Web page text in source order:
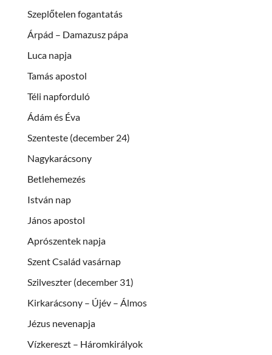
Szeplőtelen fogantatás
Árpád – Damazusz pápa
Luca napja
Tamás apostol
Téli napforduló
Ádám és Éva
Szenteste (december 24)
Nagykarácsony
Betlehemezés
István nap
János apostol
Aprószentek napja
Szent Család vasárnap
Szilveszter (december 31)
Kirkarácsony – Újév – Álmos
Jézus nevenapja
Vízkereszt – Háromkirályok